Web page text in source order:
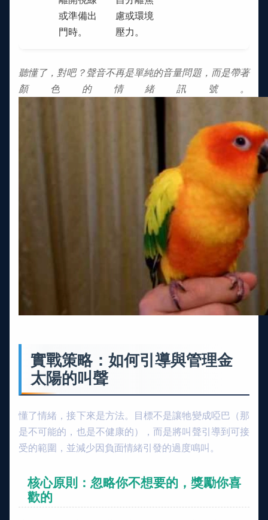
或準備出
門時。
慮或環境
壓力。
聽懂了，對吧？聲音不再是單純的音量問題，而是帶著
顏色的情緒訊號。
實戰策略：如何引導與管理金
太陽的叫聲
懂了情緒，接下來是方法。目標不是讓牠變成啞巴（那
是不可能的，也是不健康的），而是將叫聲引導到可接
受的範圍，並減少因負面情緒引發的過度鳴叫。
核心原則：忽略你不想要的，獎勵你喜
歡的